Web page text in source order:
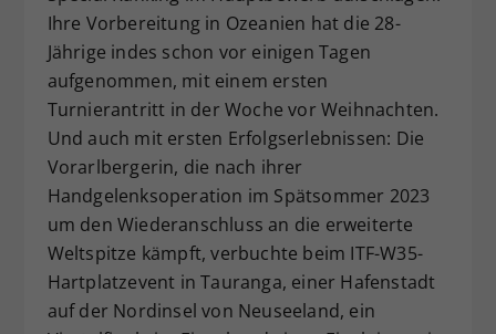
Ihre Vorbereitung in Ozeanien hat die 28-
Jährige indes schon vor einigen Tagen
aufgenommen, mit einem ersten
Turnierantritt in der Woche vor Weihnachten.
Und auch mit ersten Erfolgserlebnissen: Die
Vorarlbergerin, die nach ihrer
Handgelenksoperation im Spätsommer 2023
um den Wiederanschluss an die erweiterte
Weltspitze kämpft, verbuchte beim ITF-W35-
Hartplatzevent in Tauranga, einer Hafenstadt
auf der Nordinsel von Neuseeland, ein
Zweck
Dieser Wert speichert Ihre Consent-
Einstellungen. Unter anderem eine
zufällig generierte ID, für die
historische Speicherung Ihrer
Webseiten-Betreiber dies eingestellt
hat.